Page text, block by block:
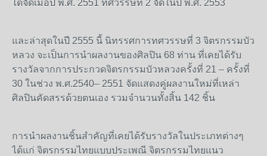
ได้จัดเมื่อปี พ.ศ. 2551 ทศวรรษที่ 2 จัดในปี พ.ศ. 2553
และล่าสุดในปี 2555 นี้ นิทรรศการทศวรรษที่ 3 จิตรกรรมบัว
หลวง จะเป็นการนำผลงานของศิลปิน 68 ท่าน ที่เคยได้รับ
รางวัลจากการประกวดจิตรกรรมบัวหลวงครั้งที่ 21 – ครั้งที่
30 ในช่วง พ.ศ.2540– 2551 จัดแสดงคู่ผลงานใหม่ที่เหล่า
ศิลปินคัดสรรด้วยตนเอง รวมจำนวนทั้งสิ้น 142 ชิ้น
การนำผลงานชิ้นสำคัญที่เคยได้รับรางวัลในประเภทต่างๆ
ได้แก่ จิตรกรรมไทยแบบประเพณี จิตรกรรมไทยแนว